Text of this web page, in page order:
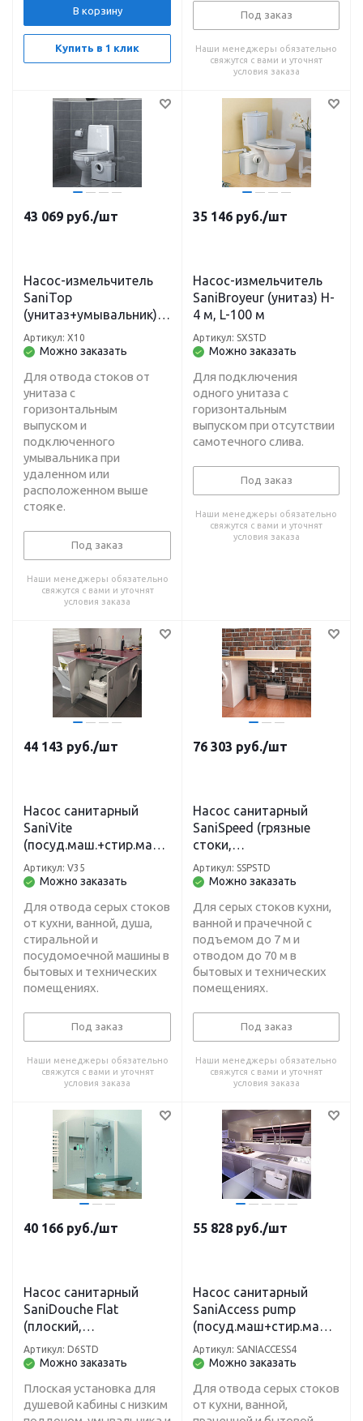
В корзину
Купить в 1 клик
Под заказ
Наши менеджеры обязательно
свяжутся с вами и уточнят
условия заказа
43 069 руб./шт
Насос-измельчитель
SaniTop
(унитаз+умывальник)
H-5 м, L-100 м
Можно заказать
Артикул: X10
Для отвода стоков от
унитаза с
горизонтальным
выпуском и
подключенного
умывальника при
удаленном или
расположенном выше
стояке.
Под заказ
Наши менеджеры обязательно
свяжутся с вами и уточнят
условия заказа
35 146 руб./шт
Насос-измельчитель
SaniВroyeur (унитаз) H-
4 м, L-100 м
Можно заказать
Артикул: SXSTD
Для подключения
одного унитаза с
горизонтальным
выпуском при отсутствии
самотечного слива.
Под заказ
Наши менеджеры обязательно
свяжутся с вами и уточнят
условия заказа
44 143 руб./шт
Насос санитарный
SaniVite
(посуд.маш.+стир.маш.
+раковина+душ) H-5 м,
L-50 м
Можно заказать
Артикул: V35
Для отвода серых стоков
от кухни, ванной, душа,
стиральной и
посудомоечной машины в
бытовых и технических
помещениях.
Под заказ
Наши менеджеры обязательно
свяжутся с вами и уточнят
условия заказа
76 303 руб./шт
Насос санитарный
SaniSpeed (грязные
стоки,
кухня+ванна+прачечна
я ) Н-7 м, L-70 м
Можно заказать
Артикул: SSPSTD
Для серых стоков кухни,
ванной и прачечной с
подъемом до 7 м и
отводом до 70 м в
бытовых и технических
помещениях.
Под заказ
Наши менеджеры обязательно
свяжутся с вами и уточнят
условия заказа
40 166 руб./шт
Насос санитарный
SaniDouche Flat
(плоский,
умывальник+душевая
кабина, макс.150л) H-4
Можно заказать
Артикул: D6STD
Плоская установка для
душевой кабины с низким
55 828 руб./шт
Насос санитарный
SaniAccess pump
(посуд.маш+стир.маш+
раковина+душ+ванна+
кухня) H-5 м, L-50 м
Можно заказать
Артикул: SANIACCESS4
Для отвода серых стоков
от кухни, ванной,